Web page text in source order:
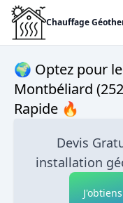
Chauffage
🌍 Optez pour
Montbéliard
Rapide 🔥
Devis
installation